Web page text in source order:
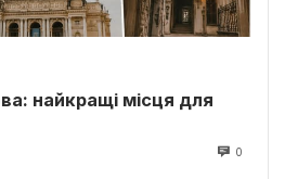
найкращі місця для
0